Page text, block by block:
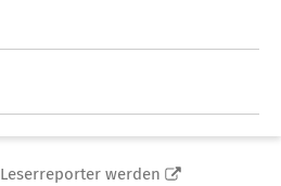
Leserreporter werden